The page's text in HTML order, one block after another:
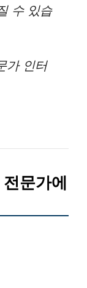
수 있습
터
문가에